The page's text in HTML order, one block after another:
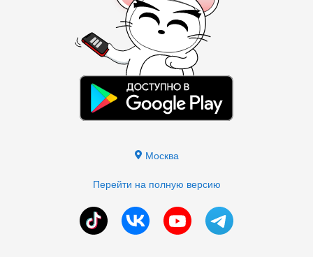
Москва
Перейти на полную версию